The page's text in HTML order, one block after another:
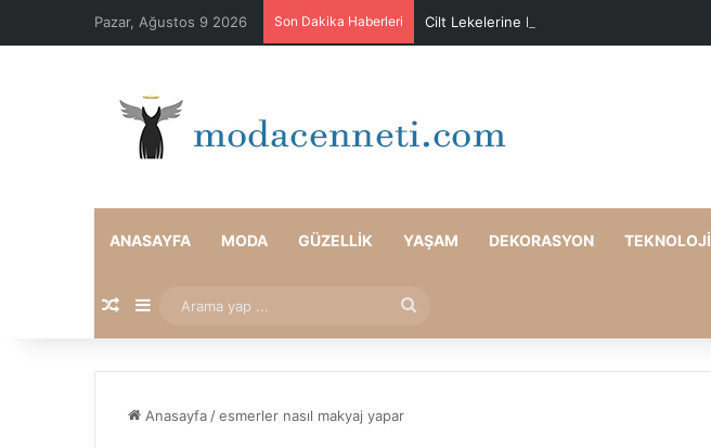
Pazar, Ağustos 9 2026 Son Dakika Haberleri Cilt Lekelerine Karşı Evde Maske Önerileri
ANASAYFA MODA GÜZELLIK YAŞAM DEKORASYON TEKNOLOJI
Rastgele Makale
Kenar Bölmesi
yap
Anasayfa /esmerler nasıl makyaj yapar